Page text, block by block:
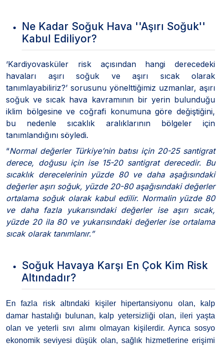
Ne Kadar Soğuk Hava ''Aşırı Soğuk''
Kabul Ediliyor?
‘Kardiyovasküler risk açısından hangi derecedeki
havaları aşırı soğuk ve aşırı sıcak olarak
tanımlayabiliriz?’ sorusunu yönelttiğimiz uzmanlar, aşırı
soğuk ve sıcak hava kavramının bir yerin bulunduğu
iklim bölgesine ve coğrafi konumuna göre değiştiğini,
bu nedenle sıcaklık aralıklarının bölgeler için
tanımlandığını söyledi.
“Normal değerler Türkiye’nin batısı için 20-25 santigrat
derece, doğusu için ise 15-20 santigrat derecedir. Bu
sıcaklık derecelerinin yüzde 80 ve daha aşağısındaki
değerler aşırı soğuk, yüzde 20-80 aşağısındaki değerler
ortalama soğuk olarak kabul edilir. Normalin yüzde 80
ve daha fazla yukarısındaki değerler ise aşırı sıcak,
yüzde 20 ila 80 ve yukarısındaki değerler ise ortalama
sıcak olarak tanımlanır.”
Soğuk Havaya Karşı En Çok Kim Risk
Altındadır?
En fazla risk altındaki kişiler hipertansiyonu olan, kalp
damar hastalığı bulunan, kalp yetersizliği olan, ileri yaşta
olan ve yeterli sıvı alımı olmayan kişilerdir. Ayrıca sosyo
ekonomik seviyesi düşük olan, sağlık hizmetlerine erişimi